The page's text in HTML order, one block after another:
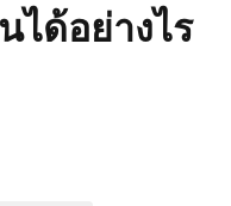
ด้อย่างไร